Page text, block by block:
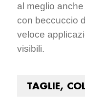
al meglio
con beccuccio
veloce
visibili.
TAGLIE,